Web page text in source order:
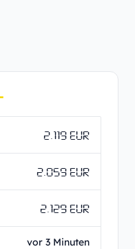
2.119 EUR
2.059 EUR
2.129 EUR
vor 3 Minuten